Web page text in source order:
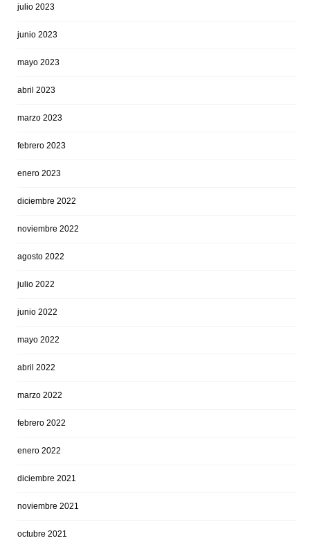
julio 2023
junio 2023
mayo 2023
abril 2023
marzo 2023
febrero 2023
enero 2023
diciembre 2022
noviembre 2022
agosto 2022
julio 2022
junio 2022
mayo 2022
abril 2022
marzo 2022
febrero 2022
enero 2022
diciembre 2021
noviembre 2021
octubre 2021